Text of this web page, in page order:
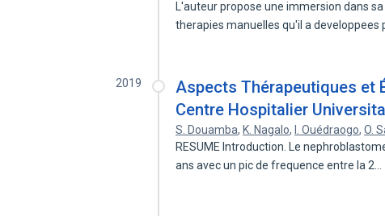
L'auteur propose une immersion dans
therapies manuelles qu'il a developpees
2019
Aspects Thérapeutiques et
Centre Hospitalier
S. Douamba, K. Nagalo, I. Ouédraogo,O.
RESUME Introduction. Le
ans avec un pic de frequence entre la 2…